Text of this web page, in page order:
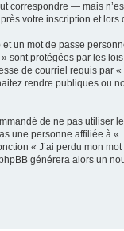
correspondre — mais
votre inscription et
un mot de passe
protégées par les
de courriel requis
rendre publiques ou
de ne pas utiliser
une personne affiliée à
« J’ai perdu mon
générera alors un